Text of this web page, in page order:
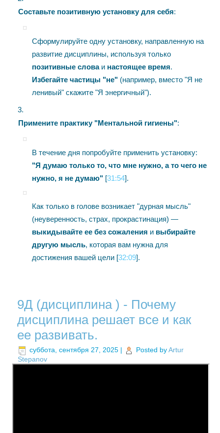
Составьте позитивную установку для себя:
Сформулируйте одну установку, направленную на
развитие дисциплины, используя только
позитивные словаи настоящее время.
Избегайте частицы "не" (например, вместо "Я не
ленивый" скажите "Я энергичный").
Примените практику "Ментальной гигиены":
В течение дня попробуйте применить установку:
"Я думаю только то, что мне нужно, а то чего не
нужно, я не думаю" [31:54].
Как только в голове возникает "дурная мысль"
(неуверенность, страх, прокрастинация) —
выкидывайте ее без сожаления и выбирайте
другую мысль, которая вам нужна для
достижения вашей цели [32:09].
9Д (дисциплина ) - Почему
дисциплина решает все и как
ее развивать.
суббота, сентября 27, 2025 | Posted byArtur
Stepanov